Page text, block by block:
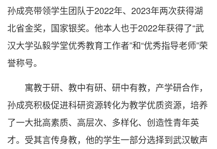
孙成亮带领学生团队于2022年、2023年两次获得湖
北省金奖，国家银奖。他本人也于2022年获得了“武
汉大学弘毅学堂优秀教育工作者”和“优秀指导老师”荣
誉称号。
寓教于研、教中有研、研中有教，产学研合作，
孙成亮积极促进科研资源转化为教学优质资源，培养
了一大批高素质、高层次、多样化、创造性青年英
才。受其言传身教，他的学生一部分选择到武汉敏声